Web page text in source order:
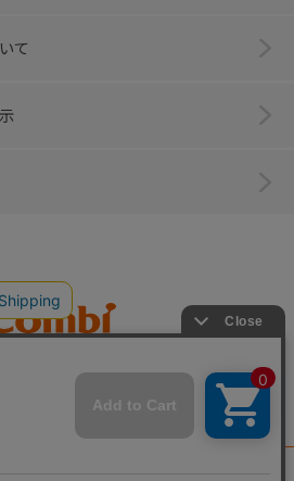
て
、イノベーションを。
用品のコンビ株式会社